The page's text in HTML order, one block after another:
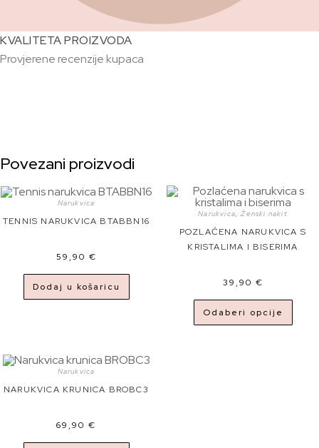
KVALITETA PROIZVODA
Provjerene recenzije kupaca
Povezani proizvodi
Narukvica
TENNIS NARUKVICA BTABBN16
59,90 €
Dodaj u košaricu
Narukvica,Ženski nakit
POZLAĆENA NARUKVICA S
KRISTALIMA I BISERIMA
39,90 €
Odaberi opcije
Narukvica
NARUKVICA KRUNICA BROBC3
69,90 €